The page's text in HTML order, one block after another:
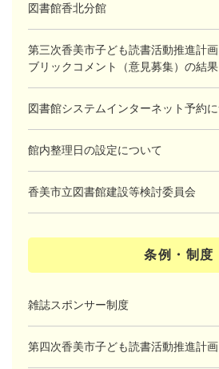
図書館香北分館
第三次香美市子ども読書活動推進計
ブリックコメント（意見募集）の結果
図書館システムインターネット予約
館内整理日の設定について
香美市立図書館建設等検討委員会
条例・制度
雑誌スポンサー制度
第四次香美市子ども読書活動推進計画